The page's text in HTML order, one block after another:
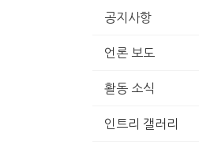
공지사항
언론 보도
활동 소식
인트리 갤러리